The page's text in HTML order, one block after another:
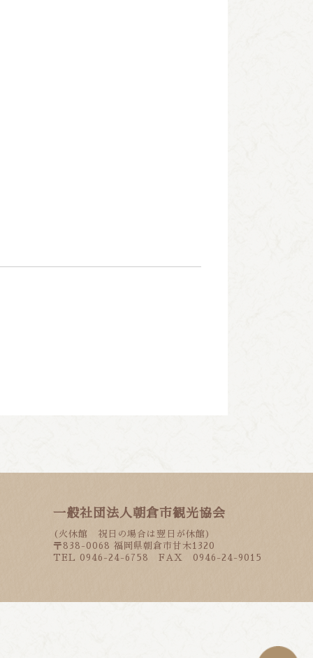
一般社団法人朝倉市観光協会
(火休館 祝日の場合は翌日が休館)
〒838-0068 福岡県朝倉市甘木1320
TEL 0946-24-6758 FAX 0946-24-9015